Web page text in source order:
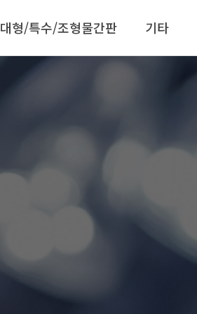
대형/특수/조형물간판 기타